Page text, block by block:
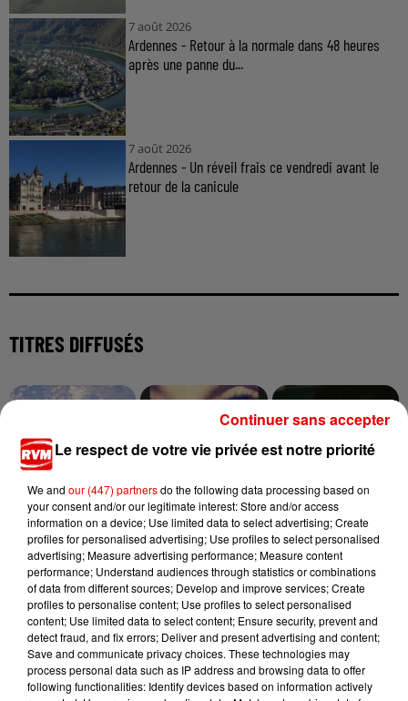
7 août 2026
Ardennes - Retour à la normale dans 48 heures
après une panne du...
7 août 2026
Ardennes - Un réveil frais ce vendredi avant le
retour de la canicule
TITRES DIFFUSÉS
ADELE CASTILLON
Ete Avec Toi
MADONNA
Papa Don't Preach
AMIR
A L'imparfaite
Le respect de votre vie privée est notre priorité
We and our (447) partnersdo the following data processing based on
your consent and/or our legitimate interest: Store and/or access
information on a device; Use limited data to select advertising; Create
profiles for personalised advertising; Use profiles to select personalised
advertising; Measure advertising performance; Measure content
performance; Understand audiences through statistics or combinations
of data from different sources; Develop and improve services; Create
profiles to personalise content; Use profiles to select personalised
content; Use limited data to select content; Ensure security, prevent and
detect fraud, and fix errors; Deliver and present advertising and content;
Save and communicate privacy choices. These technologies may
process personal data such as IP address and browsing data to offer
following functionalities: Identify devices based on information actively
Continuer sans accepter